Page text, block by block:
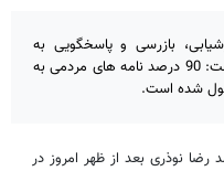
بازرسی و پاسخگویی به
شکایات استانداری کهگیلویه و بویراحمد گفت: 90 درصد نامه های مردمی به
شده است.
نوذری بعد از ظهر امروز در